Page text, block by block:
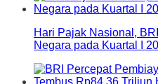
Hari Pajak Nasional,
Negara pada Kuartal I